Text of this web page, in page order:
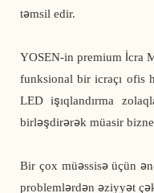
təmsil edir.
YOSEN-in premium İcra
funksional bir icraçı ofis
LED işıqlandırma
birləşdirərək müasir
Bir çox müəssisə üçün
problemlərdən əziyyət